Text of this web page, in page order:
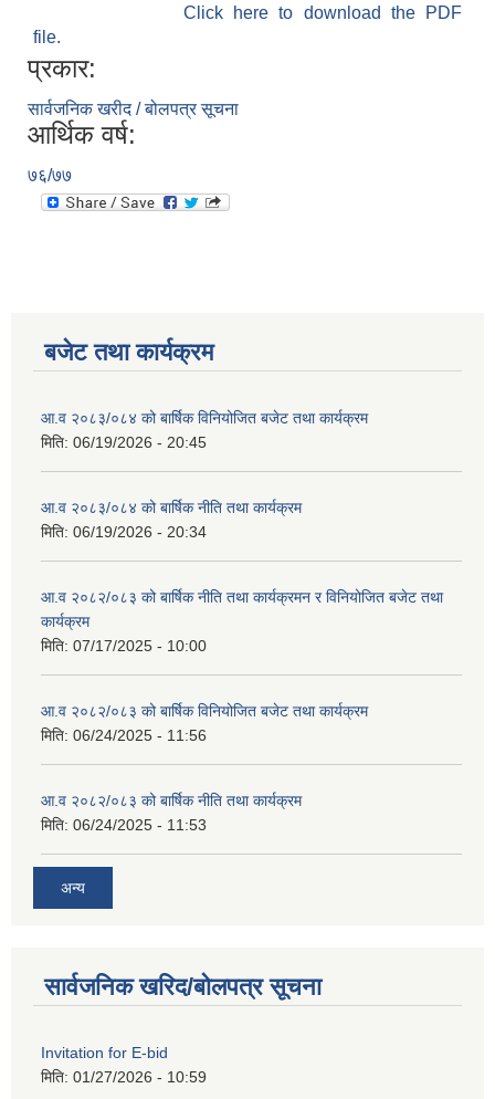
Click here to download the PDF
file.
प्रकार:
सार्वजनिक खरीद / बोलपत्र सूचना
आर्थिक वर्ष:
७६/७७
बजेट तथा कार्यक्रम
आ.व २०८३/०८४ को बार्षिक विनियोजित बजेट तथा कार्यक्रम
मिति: 06/19/2026 - 20:45
आ.व २०८३/०८४ को बार्षिक नीति तथा कार्यक्रम
मिति: 06/19/2026 - 20:34
आ.व २०८२/०८३ को बार्षिक नीति तथा कार्यक्रमन र विनियोजित बजेट तथा
कार्यक्रम
मिति: 07/17/2025 - 10:00
आ.व २०८२/०८३ को बार्षिक विनियोजित बजेट तथा कार्यक्रम
मिति: 06/24/2025 - 11:56
आ.व २०८२/०८३ को बार्षिक नीति तथा कार्यक्रम
मिति: 06/24/2025 - 11:53
अन्य
सार्वजनिक खरिद/बोलपत्र सूचना
Invitation for E-bid
मिति: 01/27/2026 - 10:59